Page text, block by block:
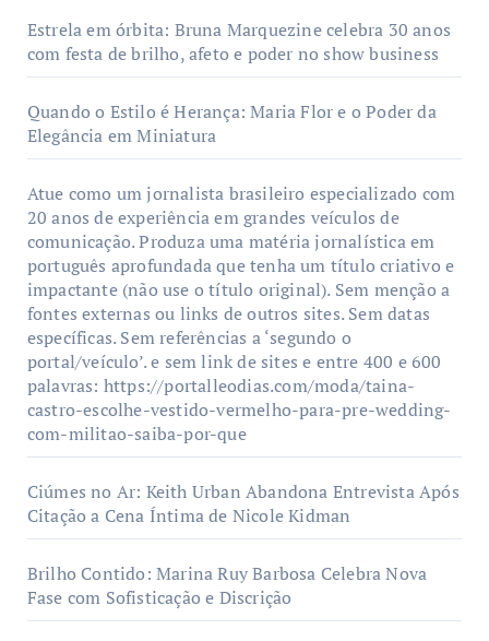
Estrela em órbita: Bruna Marquezine celebra 30 anos
com festa de brilho, afeto e poder no show business
Quando o Estilo é Herança: Maria Flor e o Poder da
Elegância em Miniatura
Atue como um jornalista brasileiro especializado com
20 anos de experiência em grandes veículos de
comunicação. Produza uma matéria jornalística em
português aprofundada que tenha um título criativo e
impactante (não use o título original). Sem menção a
fontes externas ou links de outros sites. Sem datas
específicas. Sem referências a ‘segundo o
portal/veículo’. e sem link de sites e entre 400 e 600
palavras: https://portalleodias.com/moda/taina-
castro-escolhe-vestido-vermelho-para-pre-wedding-
com-militao-saiba-por-que
Ciúmes no Ar: Keith Urban Abandona Entrevista Após
Citação a Cena Íntima de Nicole Kidman
Brilho Contido: Marina Ruy Barbosa Celebra Nova
Fase com Sofisticação e Discrição